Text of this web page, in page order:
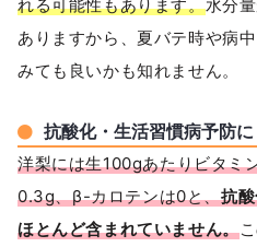
れる可能性もあります。水分
ありますから、夏バテ時や病
みても良いかも知れません。
抗酸化・生活習慣病予防に
洋梨には生100gあたりビタミ
0.3g、β-カロテンは0と、抗
ほとんど含まれていません。